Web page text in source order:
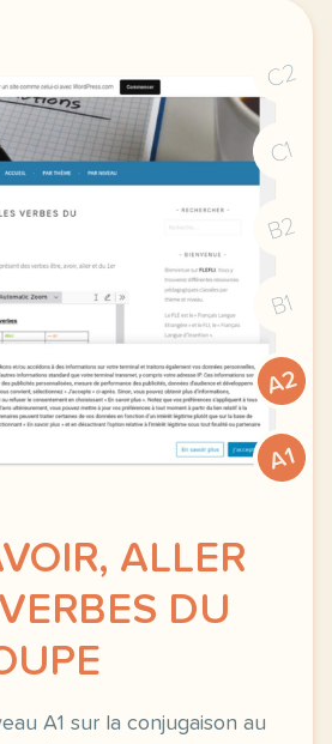
C2
C1
B2
B1
A2
A1
ALLER
DU
A1 sur la conjugaison au